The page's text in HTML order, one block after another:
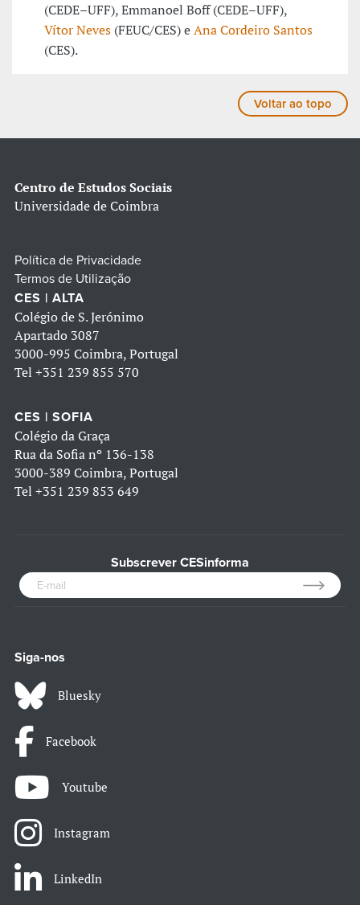
(CEDE–UFF), Emmanoel Boff (CEDE–UFF),
Vítor Neves (FEUC/CES) eAna Cordeiro Santos
(CES).
Voltar ao topo
Centro de Estudos Sociais
Universidade de Coimbra
Política de Privacidade
Termos de Utilização
CES | ALTA
Colégio de S. Jerónimo
Apartado 3087
3000-995 Coimbra, Portugal
Tel +351 239 855 570
CES | SOFIA
Colégio da Graça
Rua da Sofia nº 136-138
3000-389 Coimbra, Portugal
Tel +351 239 853 649
Subscrever CESinforma
Siga-nos
Bluesky
Facebook
Youtube
Instagram
LinkedIn